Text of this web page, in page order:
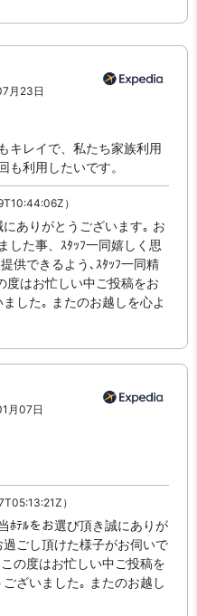
月23日
キレイで、私たち家族利用
も利用したいです。
）
ありがとうございます｡ お
した事、ｽﾀｯﾌ一同嬉しく思
供できるよう､ｽﾀｯﾌ一同精
度はお忙しい中ご投稿をお
した｡ またのお越しを心よ
月07日
）
ﾎﾃﾙをお選び頂き誠にありが
ごし頂けた様子がお伺いで
の度はお忙しい中ご投稿を
ざいました｡ またのお越し